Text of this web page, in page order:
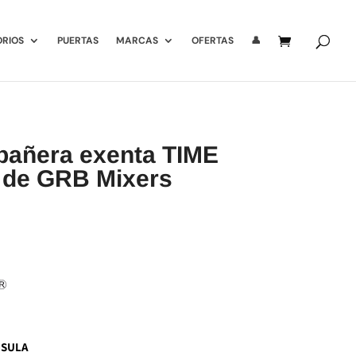
PUERTAS MARCAS OFERTAS 👤
exenta TIME
GRB Mixers